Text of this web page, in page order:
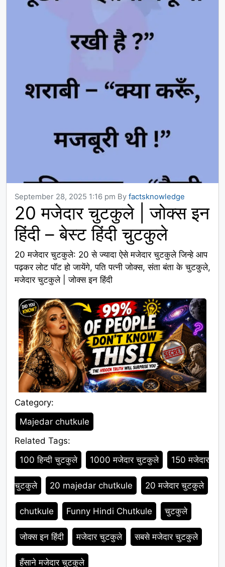
September 28, 2025 1:16 pm By factsknowledge
20 मजेदार चुटकुले | जोक्स इन
हिंदी – बेस्ट हिंदी चुटकुले
20 मजेदार चुटकुले: 20 से ज्यादा ऐसे मजेदार चुटकुले जिन्हे आप
पढ़कर लोट पॉट हो जायेंगे, पति पत्नी जोक्स, संता बंता के चुटकुले,
मजेदार चुटकुले | जोक्स इन हिंदी
Category:
Category
Majedar chutkule
Related Tags:
Tags
100 हिन्दी चुटकुले 1000 मजेदार चुटकुले 150 मजेदार
चुटकुले 20 majedar chutkule 20 मजेदार चुटकुले
chutkule Funny Hindi Chutkule चुटकुले
जोक्स इन हिंदी मजेदार चुटकुले सबसे मजेदार चुटकुले
हँसाने मजेदार चुटकुले